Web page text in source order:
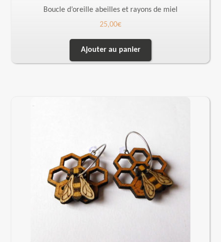
Boucle d’oreille abeilles et rayons de miel
25,00€
Ajouter au panier